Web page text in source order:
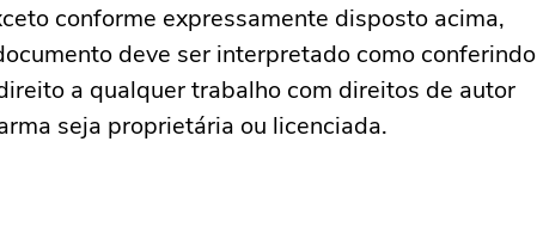
conforme expressamente disposto acima,
deve ser interpretado como conferindo
a qualquer trabalho com direitos de autor
seja proprietária ou licenciada.